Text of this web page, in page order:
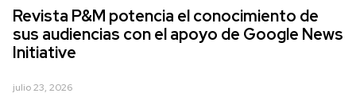
Revista P&M potencia el conocimiento de
sus audiencias con el apoyo de Google News
Initiative
julio 23, 2026